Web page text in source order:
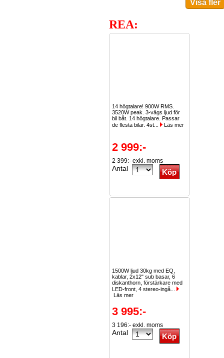
REA:
14 högtalare! 900W RMS.
3520W peak. 3-vägs ljud för
bil båt. 14 högtalare. Passar
de flesta bilar. 4st...
Läs mer
2 999:-
2 399:- exkl. moms
Antal
1500W ljud 30kg med EQ,
kablar, 2x12" sub basar, 6
diskanthorn, förstärkare med
LED-front, 4 stereo-ingå...
Läs mer
3 995:-
3 196:- exkl. moms
Antal